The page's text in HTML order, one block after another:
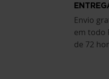
Envio
em todo
de 72